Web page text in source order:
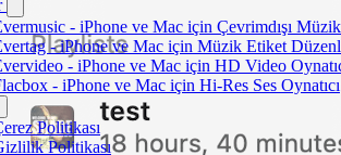
- iPhone ve Mac için Çevrimdışı
- iPhone ve Mac için Müzik Etiket
- iPhone ve Mac için HD Video
- iPhone ve Mac için Hi-Res Ses Oynatıcı
Politikası
Politikası